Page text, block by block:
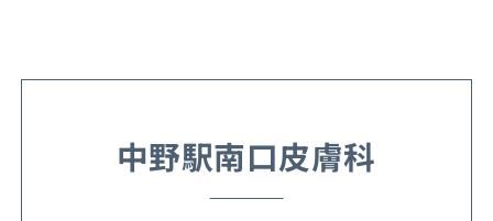
中野駅南口皮膚科